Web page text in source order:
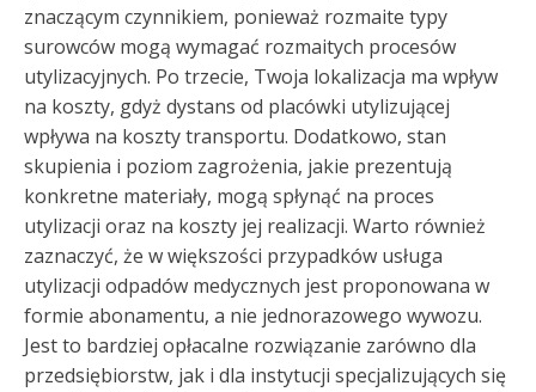
znaczącym czynnikiem, ponieważ rozmaite typy
surowców mogą wymagać rozmaitych procesów
utylizacyjnych. Po trzecie, Twoja lokalizacja ma wpływ
na koszty, gdyż dystans od placówki utylizującej
wpływa na koszty transportu. Dodatkowo, stan
skupienia i poziom zagrożenia, jakie prezentują
konkretne materiały, mogą spłynąć na proces
utylizacji oraz na koszty jej realizacji. Warto również
zaznaczyć, że w większości przypadków usługa
utylizacji odpadów medycznych jest proponowana w
formie abonamentu, a nie jednorazowego wywozu.
Jest to bardziej opłacalne rozwiązanie zarówno dla
przedsiębiorstw, jak i dla instytucji specjalizujących się